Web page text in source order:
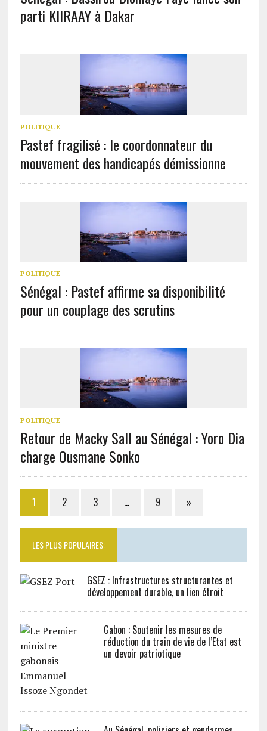
parti KIIRAAY à Dakar
POLITIQUE
Pastef fragilisé : le coordonnateur du
mouvement des handicapés démissionne
POLITIQUE
Sénégal : Pastef affirme sa disponibilité
pour un couplage des scrutins
POLITIQUE
Retour de Macky Sall au Sénégal : Yoro Dia
charge Ousmane Sonko
1 2 3 … 9 »
LES PLUS POPULAIRES:
GSEZ : Infrastructures structurantes et
développement durable, un lien étroit
Gabon : Soutenir les mesures de
réduction du train de vie de l’Etat est
un devoir patriotique